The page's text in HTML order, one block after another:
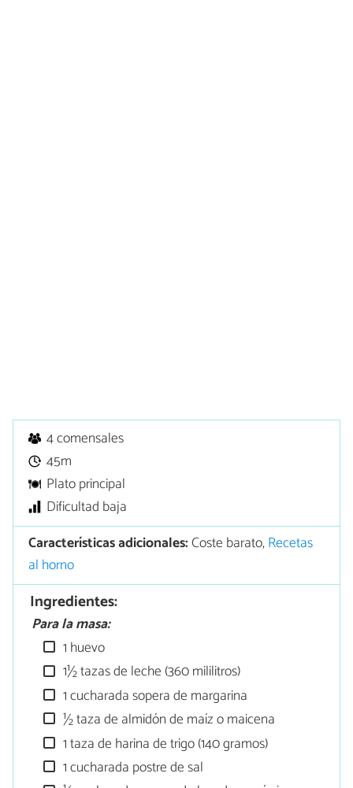
4 comensales
45m
Plato principal
Dificultad baja
Características adicionales:Coste barato,Recetas
al horno
Ingredientes:
Para la masa:
1 huevo
1½ tazas de leche (360 mililitros)
1 cucharada sopera de margarina
½ taza de almidón de maíz o maicena
1 taza de harina de trigo (140 gramos)
1 cucharada postre de sal